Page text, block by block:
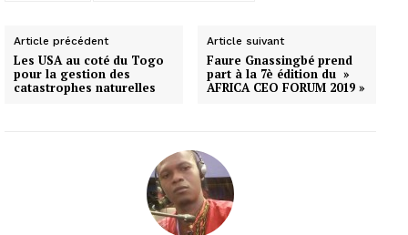
Article précédent
Les USA au coté du Togo
pour la gestion des
catastrophes naturelles
Article suivant
Faure Gnassingbé prend
part à la 7è édition du »
AFRICA CEO FORUM 2019 »